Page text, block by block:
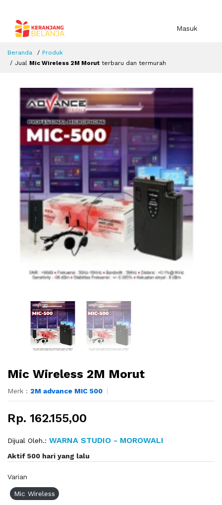
Masuk
Beranda
Produk
Jual Mic Wireless 2M Morut terbaru dan termurah
Mic Wireless 2M Morut
Merk : 2M advance MIC 500
Rp. 162.155,00
Dijual Oleh.: WARNA STUDIO - MOROWALI
Aktif 500 hari yang lalu
Varian
Mic Wireless